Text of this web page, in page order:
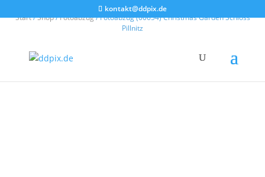
kontakt@ddpix.de
Start/Shop/Fotoabzug/ Fotoabzug (00654) Christmas Garden Schloss
Pillnitz